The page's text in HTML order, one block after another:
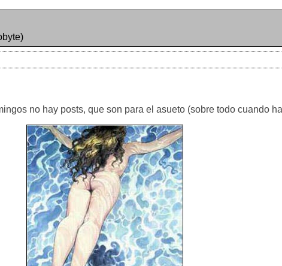
no hay posts, que son para el asueto (sobre todo cuando